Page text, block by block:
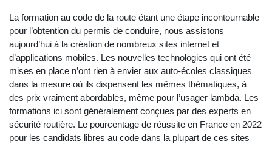
La formation au code de la route étant une étape incontournable
pour l’obtention du permis de conduire, nous assistons
aujourd’hui à la création de nombreux sites internet et
d’applications mobiles. Les nouvelles technologies qui ont été
mises en place n’ont rien à envier aux auto-écoles classiques
dans la mesure où ils dispensent les mêmes thématiques, à
des prix vraiment abordables, même pour l’usager lambda. Les
formations ici sont généralement conçues par des experts en
sécurité routière. Le pourcentage de réussite en France en 2022
pour les candidats libres au code dans la plupart de ces sites